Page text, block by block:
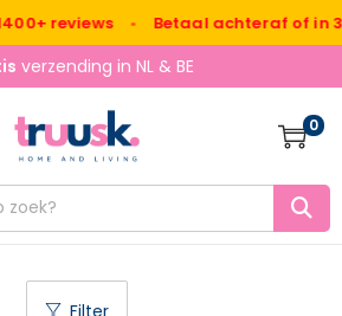
reviews • Betaal achteraf of in 3x
verzending in NL & BE
0
Filter